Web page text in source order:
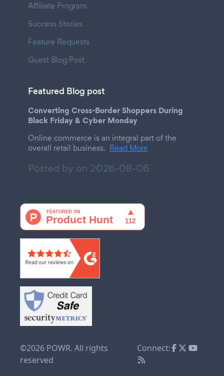
Affiliate Program
Success Stories
Feature Requests
Guest Blog Post
Featured Blog post
Converting Cross-Border Shoppers During
Black Friday & Cyber Monday
Online commerce is an integral part of the
overall retail business. Read More
Posted by on 2026-08-06
©2026 POWR. All rights
reserved
Connect: